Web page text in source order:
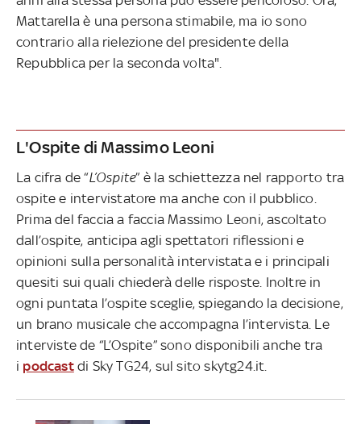
Mattarella è una persona stimabile, ma io sono
contrario alla rielezione del presidente della
Repubblica per la seconda volta".
L'Ospite di Massimo Leoni
La cifra de “L’Ospite” è la schiettezza nel rapporto tra
ospite e intervistatore ma anche con il pubblico.
Prima del faccia a faccia Massimo Leoni, ascoltato
dall’ospite, anticipa agli spettatori riflessioni e
opinioni sulla personalità intervistata e i principali
quesiti sui quali chiederà delle risposte. Inoltre in
ogni puntata l’ospite sceglie, spiegando la decisione,
un brano musicale che accompagna l’intervista. Le
interviste de “L’Ospite” sono disponibili anche tra
i podcastdi Sky TG24, sul sito skytg24.it.